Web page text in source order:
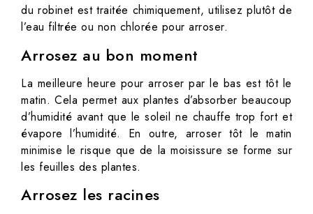
du robinet est traitée chimiquement, utilisez plutôt de
l’eau filtrée ou non chlorée pour arroser.
Arrosez au bon moment
La meilleure heure pour arroser par le bas est tôt le
matin. Cela permet aux plantes d’absorber beaucoup
d’humidité avant que le soleil ne chauffe trop fort et
évapore l’humidité. En outre, arroser tôt le matin
minimise le risque que de la moisissure se forme sur
les feuilles des plantes.
Arrosez les racines